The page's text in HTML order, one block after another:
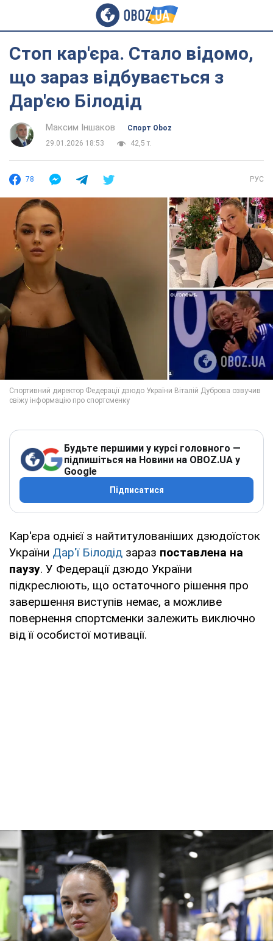
Стоп кар'єра. Стало відомо,
що зараз відбувається з
Дар'єю Білодід
Максим Іншаков
Спорт Oboz
29.01.2026 18:53
42,5 т.
78 РУС
Будьте першими у курсі головного —
підпишіться на Новини на OBOZ.UA у
Google
Підписатися
Кар'єра однієї з найтитулованіших дзюдоїсток
України Дар'ї Білодід зараз поставлена на
паузу. У Федерації дзюдо України
підкреслюють, що остаточного рішення про
завершення виступів немає, а можливе
повернення спортсменки залежить виключно
від її особистої мотивації.